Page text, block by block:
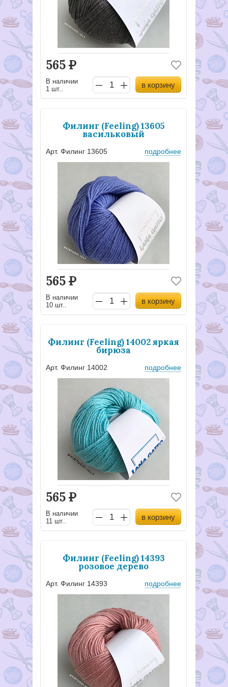
565Р
В наличии
1 шт..
в корзину
Филинг (Feeling) 13605
васильковый
Арт. Филинг 13605 подробнее
565Р
В наличии
10 шт..
в корзину
Филинг (Feeling) 14002 яркая
бирюза
Арт. Филинг 14002 подробнее
565Р
В наличии
11 шт..
в корзину
Филинг (Feeling) 14393
розовое дерево
Арт. Филинг 14393 подробнее